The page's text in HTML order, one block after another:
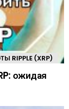
RIPPLE (XRP)
ожидая